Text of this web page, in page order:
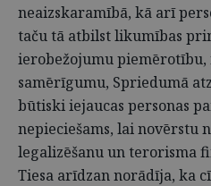
neaizskaramībā, kā arī
taču tā atbilst likumības
ierobežojumu piemērotību,
samērīgumu, Spriedumā
būtiski iejaucas personas
nepieciešams, lai novērstu
legalizēšanu un terorisma
Tiesa arīdzan norādīja, ka